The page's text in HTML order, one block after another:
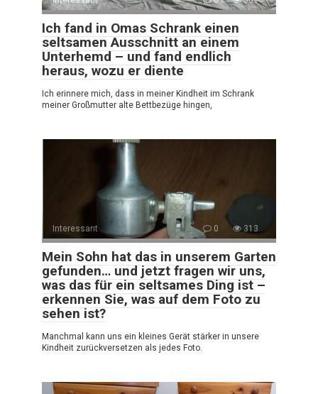
Ich fand in Omas Schrank einen
seltsamen Ausschnitt an einem
Unterhemd – und fand endlich
heraus, wozu er diente
Ich erinnere mich, dass in meiner Kindheit im Schrank
meiner Großmutter alte Bettbezüge hingen,
Interessant 0 313
Mein Sohn hat das in unserem Garten
gefunden… und jetzt fragen wir uns,
was das für ein seltsames Ding ist –
erkennen Sie, was auf dem Foto zu
sehen ist?
Manchmal kann uns ein kleines Gerät stärker in unsere
Kindheit zurückversetzen als jedes Foto.